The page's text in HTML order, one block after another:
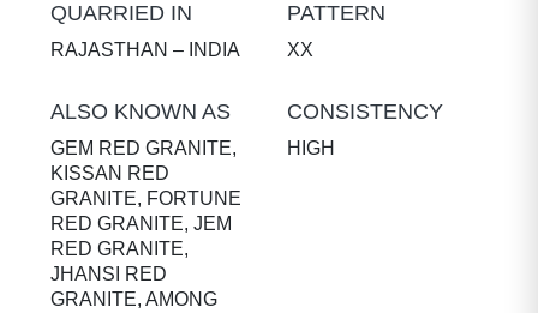
QUARRIED IN
RAJASTHAN – INDIA
PATTERN
XX
ALSO KNOWN AS
GEM RED GRANITE,
KISSAN RED
GRANITE, FORTUNE
RED GRANITE, JEM
RED GRANITE,
JHANSI RED
GRANITE, AMONG
CONSISTENCY
HIGH